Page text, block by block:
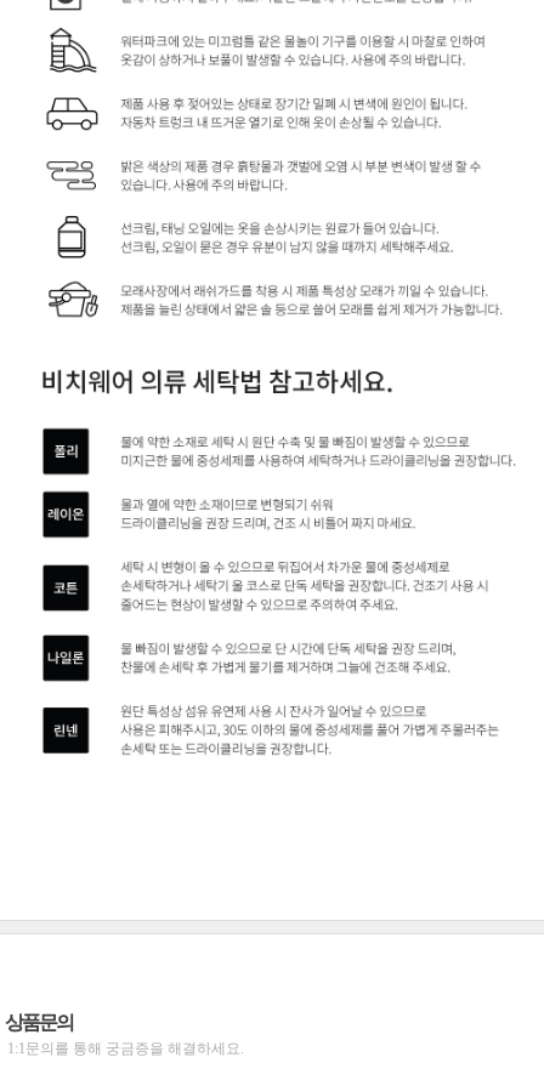
상품문의
1:1문의를 통해 궁금증을 해결하세요.